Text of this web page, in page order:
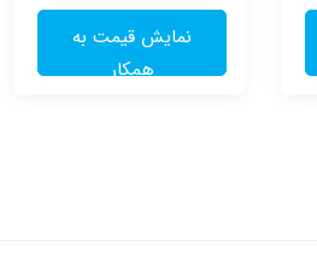
نمایش قیمت به
همکار